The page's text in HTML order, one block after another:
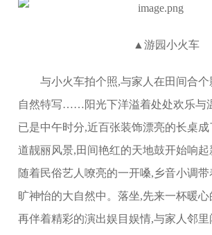
▲游园小火车
与小火车拍个照,与家人在田间合
自然特写……阳光下洋溢着处处欢乐与
已是中午时分,近百张装饰漂亮的长桌
道靓丽风景,田间艳红的天地鼓开始响
随着民俗艺人嘹亮的一开嗓,乡音小调
旷神怡的大自然中。落坐,先来一杯暖
再伴着精彩的演出娱目娱情,与家人邻里